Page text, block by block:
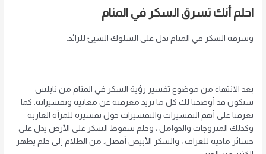
احلم أنك تسرق السكر في المنام
وسرقة السكر في المنام تدل على السلوك السيئ للرائد.
بعد الانتهاء من موضوع تفسير رؤية السكر في المنام من نابلس
سنكون قد أوضحنا لك كل ما تريد معرفته عن معانيه وتفسيراته. كما
تعرفنا على أهم التفسيرات والتفسيرات حول تفسيره للمرأة العازبة
وكذلك المتزوجات والحوامل ، وحلم سقوط السكر على الأرض يدل على
خسائر مادية للعراف ، والسكر الأبيض أفضل. من الظلام إلى حلم يظهر